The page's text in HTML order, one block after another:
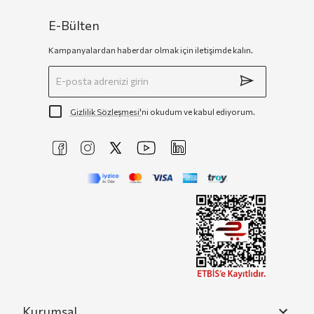
materyallerden üretilen alternatifleri tercih edebilirsiniz. Toprak tonları,
siyah ve beyaz gibi nötr renkler günlük kombinlere kolaylıkla uyum sağlarken,
yerinde bir seçim olacaktır. Aynı zamanda bu tarz daha iddialı görünüme
görünüme kavuşturabilir. Vetrina, Doucal’s, Inuikii, gibi markalardan seçtiği
rahatlıktan ödün vermeyen tasarımları sizlerle buluşturuyor. Tüm sezon
modellerini görmek içinkadın ayakkabıkategorimizi inceleyebilirsiniz.
Kaliteli bir terlik, ilk bakışta dokusu ve konforuyla kendini belli eder.
yapıları ile zenginleşirse kaliteyi bir üst seviyeye taşır. Tüm bunlara ek olarak;
Örneğin, mantar tabanlar doğal yapılarıyla denge ve konfor sağlarken, EVA
tabanlar hafif oluşuyla konfor ve hareket kabiliyeti sunar. Klasik tabanlar ise
zamansız görünümüyle daha şık ve rafine bir stil vadeder. Aslında kaliteli bir
terlik seçimi, uzun vadede konfora yapılan bir yatırımdır. Günlük kullanımda
hem rahatlık hem de dayanıklılık sunan koleksiyonumuz hem yaz hem de kış
mevsimi için birçok farklı alternatifi sizlerle buluşturuyor.
Şıklığıyla Öne Çıkan Kadın Terlik Modelleri
kavuşturabilecek bir güce sahiptir. Bu güç aslında iddialı ve dikkat çekici
E-Bülten
Kampanyalardan haberdar olmak için iletişimde kalın.
Gizlilik Sözleşmesi'ni okudum ve kabul ediyorum.